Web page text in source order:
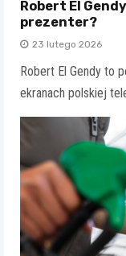
Robert El
prezenter?
23 lutego 2026
Robert El Gendy to
ekranach polskiej